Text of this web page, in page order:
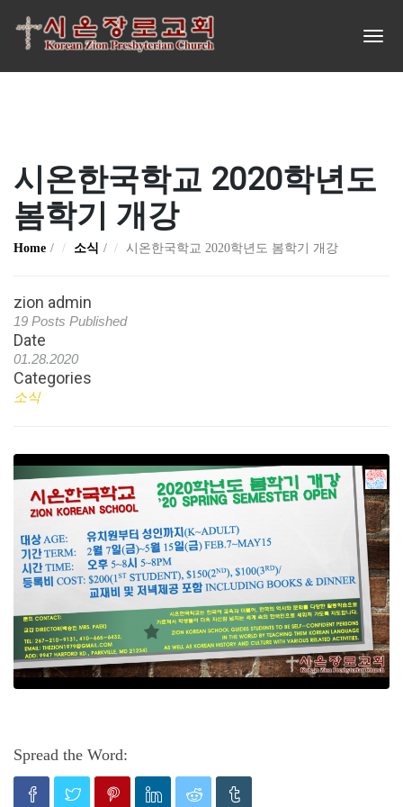
시온한국학교 2020학년도
봄학기 개강
Home 소식 시온한국학교 2020학년도 봄학기 개강
zion admin
19 Posts Published
Date
01.28.2020
Categories
소식
Spread the Word: